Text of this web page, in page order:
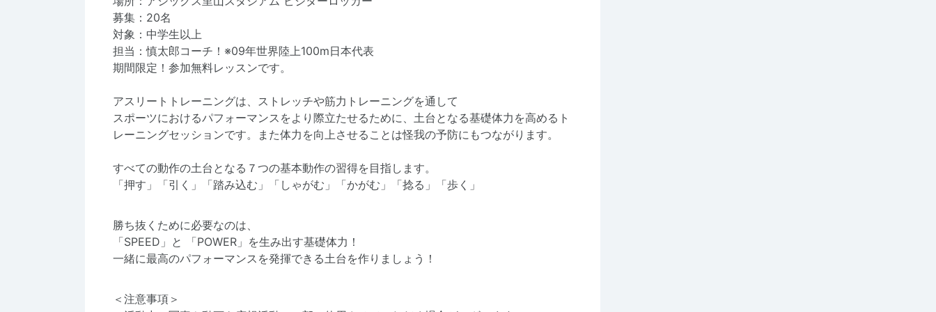
募集：20名
対象：中学生以上
担当：慎太郎コーチ！※09年世界陸上100m日本代表
期間限定！参加無料レッスンです。
アスリートトレーニングは、ストレッチや筋力トレーニングを通して
スポーツにおけるパフォーマンスをより際立たせるために、土台となる基礎体力を高めるト
レーニングセッションです。また体力を向上させることは怪我の予防にもつながります。
すべての動作の土台となる７つの基本動作の習得を目指します。
「押す」「引く」「踏み込む」「しゃがむ」「かがむ」「捻る」「歩く」
勝ち抜くために必要なのは、
「SPEED」と 「POWER」を生み出す基礎体力！
一緒に最高のパフォーマンスを発揮できる土台を作りましょう！
＜注意事項＞